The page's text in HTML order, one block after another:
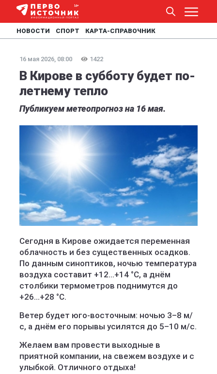
НОВОСТИ СПОРТ КАРТА-СПРАВОЧНИК
16 мая 2026, 08:00 1422
В Кирове в субботу будет по-
летнему тепло
Публикуем метеопрогноз на 16 мая.
Сегодня в Кирове ожидается переменная
облачность и без существенных осадков.
По данным синоптиков, ночью температура
воздуха составит +12…+14 °C, а днём
столбики термометров поднимутся до
+26…+28 °C.
Ветер будет юго-восточным: ночью 3–8 м/
с, а днём его порывы усилятся до 5–10 м/с.
Желаем вам провести выходные в
приятной компании, на свежем воздухе и с
улыбкой. Отличного отдыха!